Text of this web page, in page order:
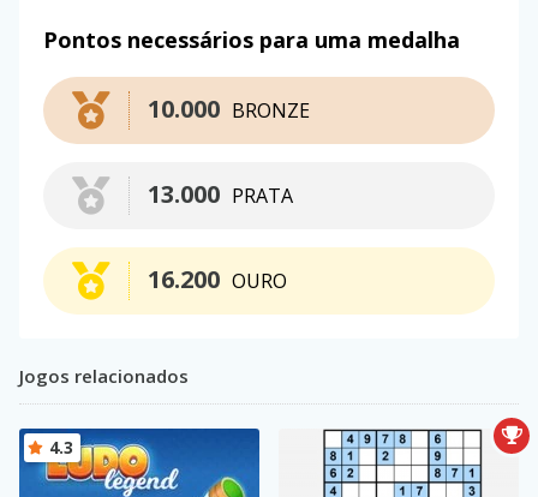
Pontos necessários para uma medalha
BRONZE
10.000
PRATA
13.000
OURO
16.200
Jogos relacionados
4.3